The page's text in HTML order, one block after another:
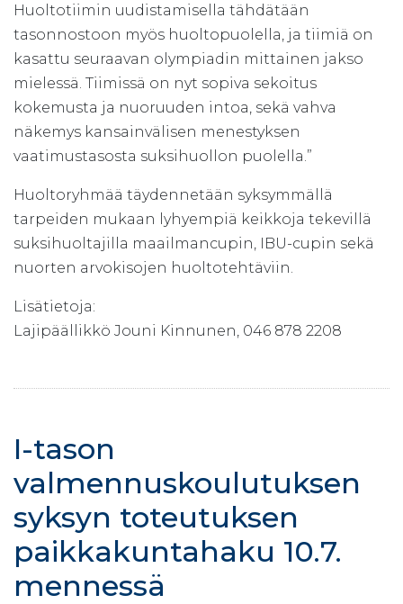
Huoltotiimin uudistamisella tähdätään
tasonnostoon myös huoltopuolella, ja tiimiä on
kasattu seuraavan olympiadin mittainen jakso
mielessä. Tiimissä on nyt sopiva sekoitus
kokemusta ja nuoruuden intoa, sekä vahva
näkemys kansainvälisen menestyksen
vaatimustasosta suksihuollon puolella.”
Huoltoryhmää täydennetään syksymmällä
tarpeiden mukaan lyhyempiä keikkoja tekevillä
suksihuoltajilla maailmancupin, IBU-cupin sekä
nuorten arvokisojen huoltotehtäviin.
Lisätietoja:
Lajipäällikkö Jouni Kinnunen, 046 878 2208
I-tason
valmennuskoulutuksen
syksyn toteutuksen
paikkakuntahaku 10.7.
mennessä